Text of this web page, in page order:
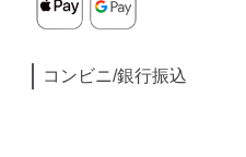
コンビニ/銀行振込